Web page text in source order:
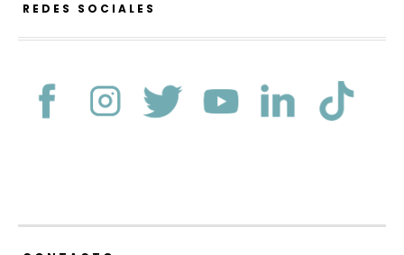
REDES SOCIALES